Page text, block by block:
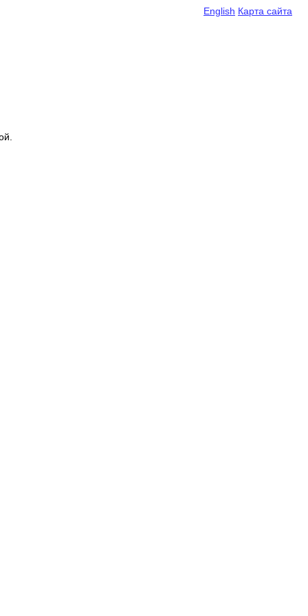
English Карта сайта